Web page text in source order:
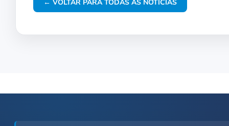
← VOLTAR PARA TODAS AS NOTÍCIAS